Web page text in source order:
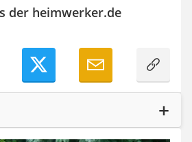
der heimwerker.de